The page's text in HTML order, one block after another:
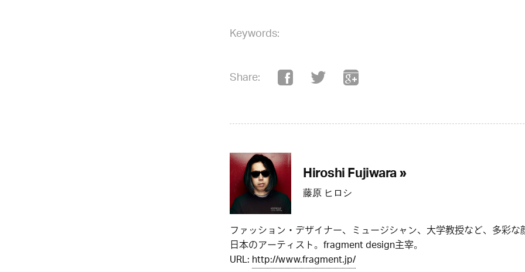
Keywords:
Share:
Hiroshi Fujiwara »
藤原 ヒロシ
ファッション・デザイナー、ミュージシャン、大学教授など、多彩な
日本のアーティスト。fragment design主宰。
URL:http://www.fragment.jp/